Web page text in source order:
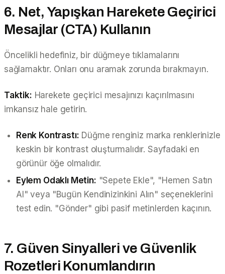
6. Net, Yapışkan Harekete Geçirici
Mesajlar (CTA) Kullanın
Öncelikli hedefiniz, bir düğmeye tıklamalarını
sağlamaktır. Onları onu aramak zorunda bırakmayın.
Taktik: Harekete geçirici mesajınızı kaçırılmasını
imkansız hale getirin.
Renk Kontrastı: Düğme renginiz marka renklerinizle
keskin bir kontrast oluşturmalıdır. Sayfadaki en
görünür öğe olmalıdır.
Eylem Odaklı Metin: "Sepete Ekle", "Hemen Satın
Al" veya "Bugün Kendinizinkini Alın" seçeneklerini
test edin. "Gönder" gibi pasif metinlerden kaçının.
7. Güven Sinyalleri ve Güvenlik
Rozetleri Konumlandırın